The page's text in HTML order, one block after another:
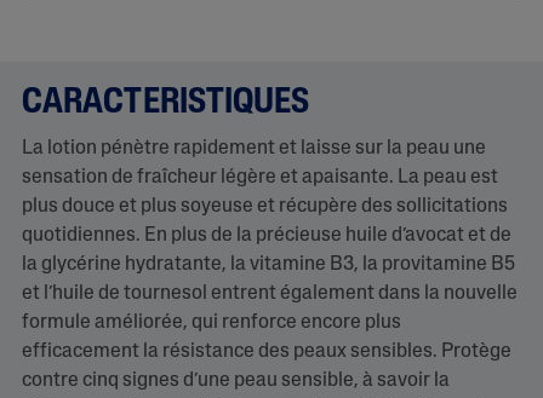
CARACTERISTIQUES
La lotion pénètre rapidement et laisse sur la peau une
sensation de fraîcheur légère et apaisante. La peau est
plus douce et plus soyeuse et récupère des sollicitations
quotidiennes. En plus de la précieuse huile d’avocat et de
la glycérine hydratante, la vitamine B3, la provitamine B5
et l’huile de tournesol entrent également dans la nouvelle
formule améliorée, qui renforce encore plus
efficacement la résistance des peaux sensibles. Protège
contre cinq signes d’une peau sensible, à savoir la